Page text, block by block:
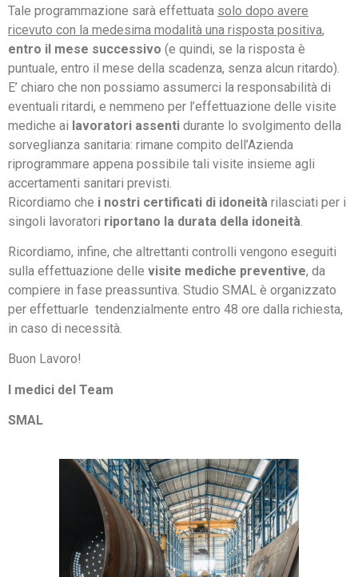
Tale programmazione sarà effettuata solo dopo avere
ricevuto con la medesima modalità una risposta positiva,
entro il mese successivo (e quindi, se la risposta è
puntuale, entro il mese della scadenza, senza alcun ritardo).
E’ chiaro che non possiamo assumerci la responsabilità di
eventuali ritardi, e nemmeno per l’effettuazione delle visite
mediche ai lavoratori assenti durante lo svolgimento della
sorveglianza sanitaria: rimane compito dell’Azienda
riprogrammare appena possibile tali visite insieme agli
accertamenti sanitari previsti.
Ricordiamo che i nostri certificati di idoneità rilasciati per i
singoli lavoratori riportano la durata della idoneità
Ricordiamo, infine, che altrettanti controlli vengono eseguiti
sulla effettuazione delle visite mediche preventive, da
compiere in fase preassuntiva. Studio SMAL è organizzato
per effettuarle tendenzialmente entro 48 ore dalla richiesta,
in caso di necessità.
Buon Lavoro!
I medici del Team
SMAL